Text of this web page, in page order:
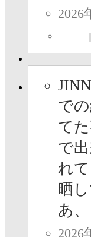
2026
で
て
で
れ
晒
あ
2026